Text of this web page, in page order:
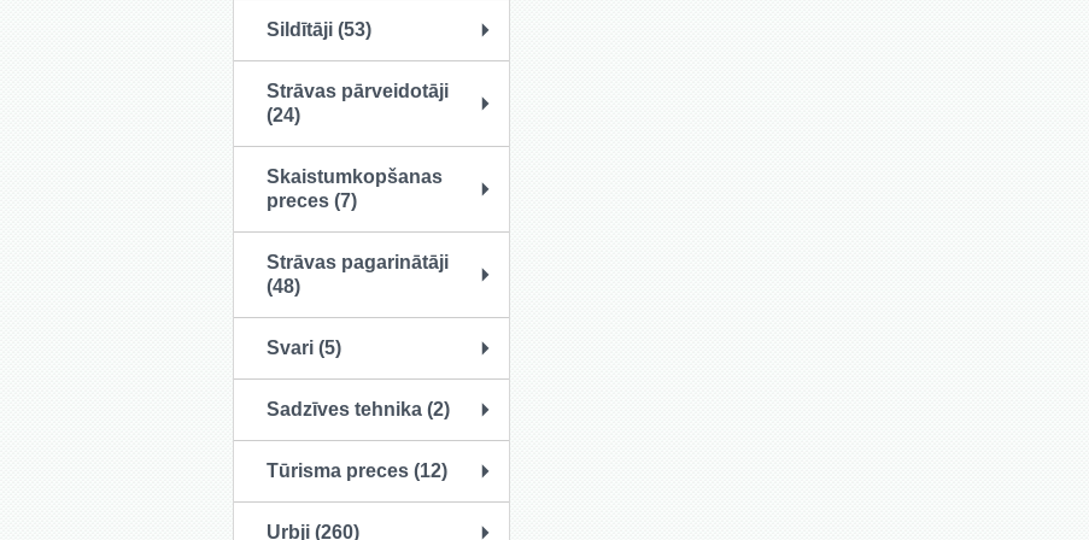
Sildītāji (53)
Strāvas pārveidotāji
(24)
Skaistumkopšanas
preces (7)
Strāvas pagarinātāji
(48)
Svari (5)
Sadzīves tehnika (2)
Tūrisma preces (12)
Urbji (260)